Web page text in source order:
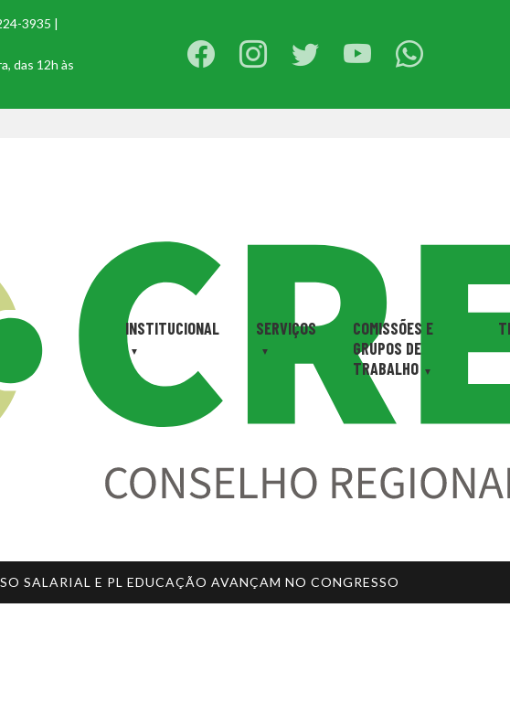
3935 |
das 12h às
INSTITUCIONAL SERVIÇOS
COMISSÕES E
GRUPOS DE
TRABALHO
SALARIAL E PL EDUCAÇÃO AVANÇAM NO CONGRESSO